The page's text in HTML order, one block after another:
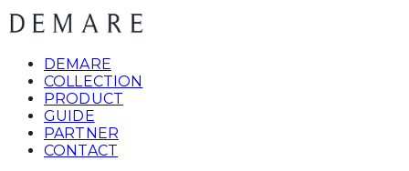
DEMARE
COLLECTION
PRODUCT
GUIDE
PARTNER
CONTACT